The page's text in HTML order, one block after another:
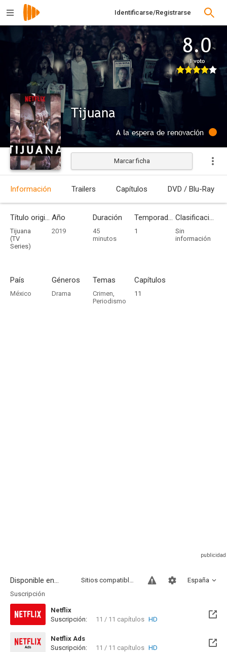
Identificarse/Registrarse
8.0
1 voto
Tijuana
A la espera de renovación
Marcar ficha
Información Trailers Capítulos DVD / Blu-Ray
Título original
Tijuana
(TV
Series)
Año
2019
Duración
45
minutos
Temporadas
1
Clasificación por edades
Sin
información
País
México
Géneros
Drama
Temas
Crimen,
Periodismo
Capítulos
11
Disponible en... España
Sitios compatibles
Suscripción
Netflix
Suscripción:
11 / 11 capítulos HD
Netflix Ads
Suscripción:
11 / 11 capítulos HD